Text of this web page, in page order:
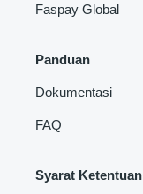
Faspay Global
Panduan
Dokumentasi
FAQ
Syarat Ketentuan